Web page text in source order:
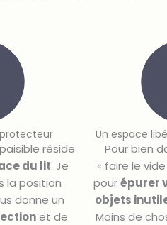
réside
du lit. Je
la position
donne un
et de
Un espace
Pour bien
« faire le
pourépurer
objets
Moins de